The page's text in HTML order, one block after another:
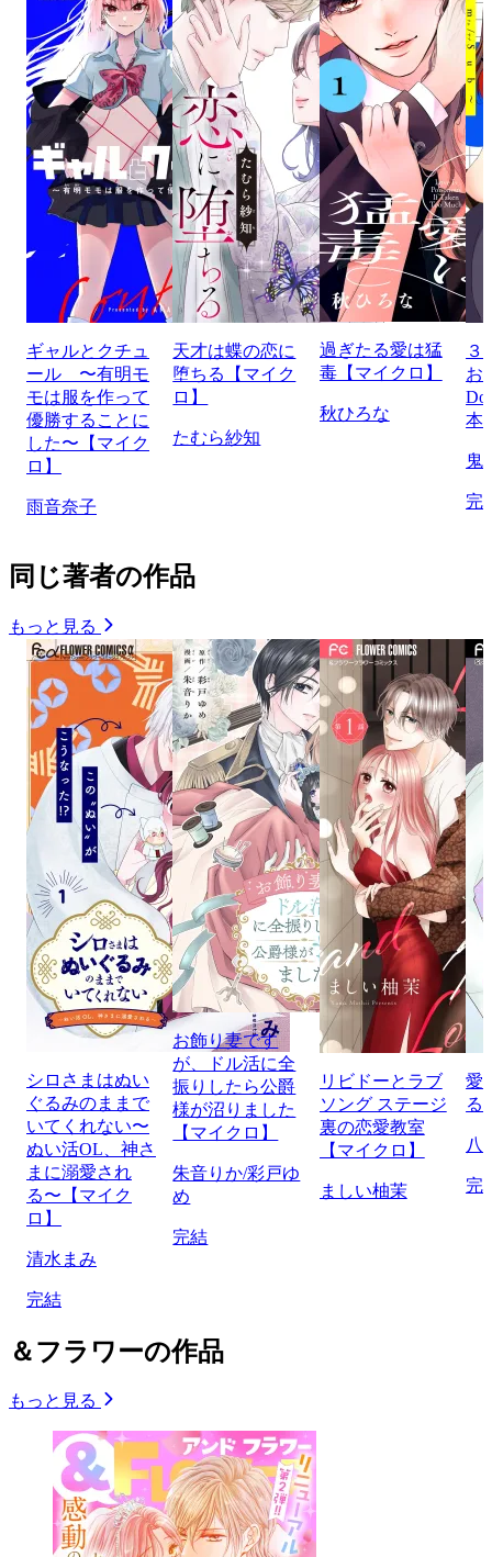
ギャルとクチュ
ール 〜有明モ
モは服を作って
優勝することに
した〜【マイク
ロ】
雨音奈子
天才は蝶の恋に
堕ちる【マイク
ロ】
たむら紗知
過ぎたる愛は猛
毒【マイクロ】
秋ひろな
３
お
本
鬼
完
同じ著者の作品
もっと見る
シロさまはぬい
ぐるみのままで
いてくれない〜
ぬい活OL、神さ
まに溺愛され
る〜【マイク
ロ】
清水まみ
完結
お飾り妻です
が、ドル活に全
振りしたら公爵
様が沼りました
【マイクロ】
朱音りか/彩戸ゆ
め
完結
リビドーとラブ
ソング ステージ
裏の恋愛教室
【マイクロ】
ましい柚茉
愛
る
八
完
＆フラワーの作品
もっと見る